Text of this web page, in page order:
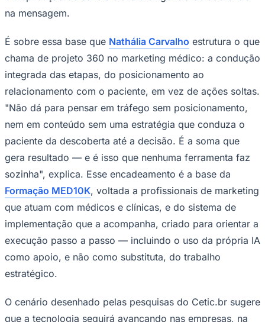
Santos
na mensagem.
É sobre essa base que Nathália Carvalho estrutura o que
chama de projeto 360 no marketing médico: a condução
integrada das etapas, do posicionamento ao
relacionamento com o paciente, em vez de ações soltas.
"Não dá para pensar em tráfego sem posicionamento,
nem em conteúdo sem uma estratégia que conduza o
paciente da descoberta até a decisão. É a soma que
gera resultado — e é isso que nenhuma ferramenta faz
sozinha", explica. Esse encadeamento é a base da
Formação MED10K, voltada a profissionais de marketing
que atuam com médicos e clínicas, e do sistema de
implementação que a acompanha, criado para orientar a
execução passo a passo — incluindo o uso da própria IA
como apoio, e não como substituta, do trabalho
estratégico.
O cenário desenhado pelas pesquisas do Cetic.br sugere
que a tecnologia seguirá avançando nas empresas, na